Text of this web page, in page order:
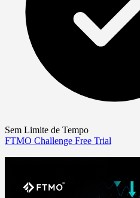
Sem Limite de Tempo
FTMO Challenge Free Trial